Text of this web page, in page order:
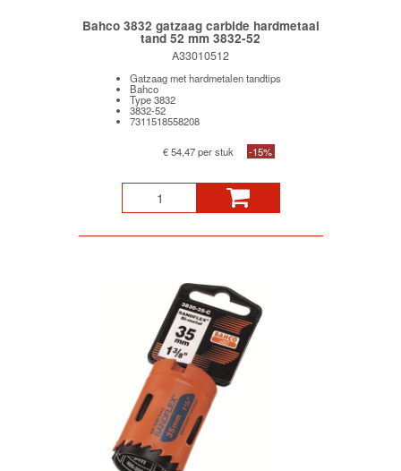
Bahco 3832 gatzaag carbide hardmetaal
tand 52 mm 3832-52
A33010512
Gatzaag met hardmetalen tandtips
Bahco
Type 3832
3832-52
7311518558208
€ 54,47 per stuk -15%